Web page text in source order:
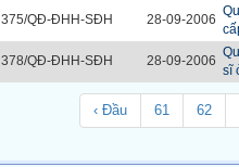
375/QĐ-ĐHH-SĐH 28-09-2006
378/QĐ-ĐHH-SĐH 28-09-2006
sĩ
‹ Đầu 61 62